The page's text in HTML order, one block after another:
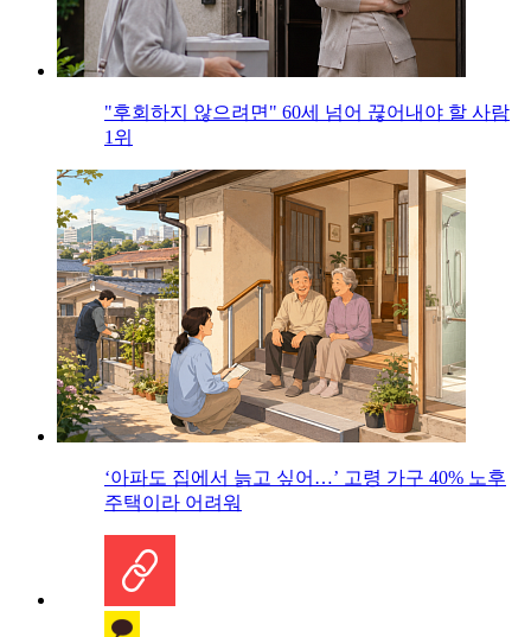
"후회하지 않으려면" 60세 넘어 끊어내야 할 사람
1위
‘아파도 집에서 늙고 싶어…’ 고령 가구 40% 노후
주택이라 어려워